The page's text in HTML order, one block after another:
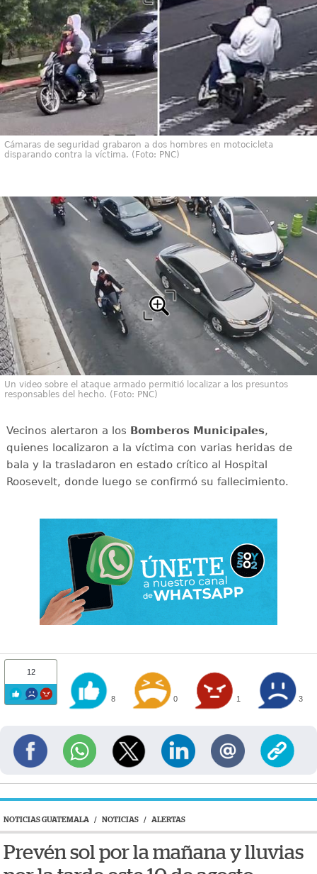
Cámaras de seguridad grabaron a dos hombres en motocicleta
disparando contra la víctima. (Foto: PNC)
Un video sobre el ataque armado permitió localizar a los presuntos
responsables del hecho. (Foto: PNC)
Vecinos alertaron a los Bomberos Municipales,
quienes localizaron a la víctima con varias heridas de
bala y la trasladaron en estado crítico al Hospital
Roosevelt, donde luego se confirmó su fallecimiento.
12
8 0 1 3
NOTICIAS GUATEMALA / NOTICIAS / ALERTAS
Prevén sol por la mañana y lluvias